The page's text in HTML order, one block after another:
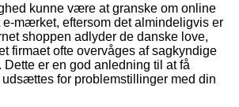
kunne være at granske om online
e-mærket, eftersom det almindeligvis er
shoppen adlyder de danske love,
firmaet ofte overvåges af sagkyndige
Dette er en god anledning til at få
for problemstillinger med din